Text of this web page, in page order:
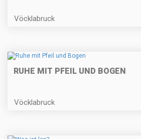
Vöcklabruck
RUHE MIT PFEIL UND BOGEN
Vöcklabruck